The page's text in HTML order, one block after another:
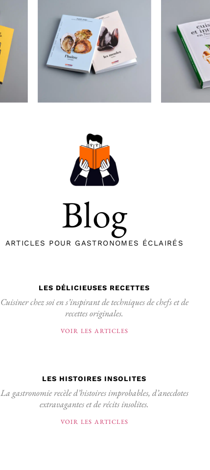
Blog
ARTICLES POUR GASTRONOMES ÉCLAIRÉS
LES DÉLICIEUSES RECETTES
Cuisiner chez soi en s’inspirant de techniques de chefs et de
recettes originales.
VOIR LES ARTICLES
LES HISTOIRES INSOLITES
La gastronomie recèle d’histoires improbables, d’anecdotes
extravagantes et de récits insolites.
VOIR LES ARTICLES